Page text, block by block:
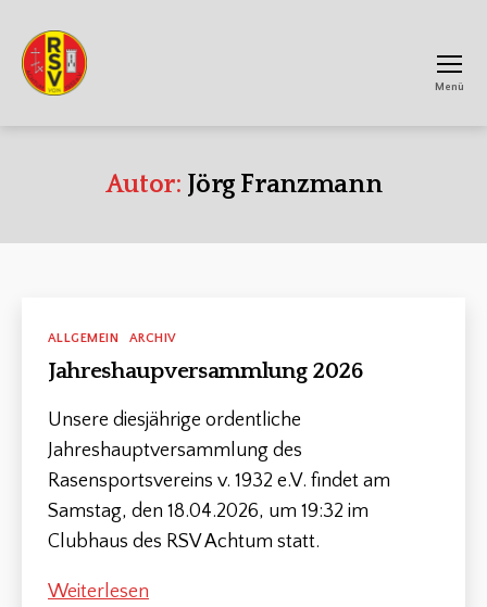
Menü
Autor: Jörg Franzmann
Kategorien
ALLGEMEIN ARCHIV
Jahreshaupversammlung 2026
Unsere diesjährige ordentliche
Jahreshauptversammlung des
Rasensportsvereins v. 1932 e.V. findet am
Samstag, den 18.04.2026, um 19:32 im
Clubhaus des RSV Achtum statt.
Weiterlesen